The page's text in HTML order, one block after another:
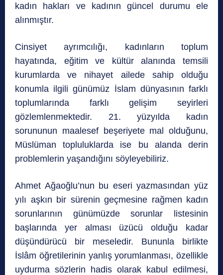
kadın hakları ve kadının güncel durumu ele
alınmıştır.
Cinsiyet ayrımcılığı, kadınların toplum
hayatında, eğitim ve kültür alanında temsili
kurumlarda ve nihayet ailede sahip olduğu
konumla ilgili günümüz İslam dünyasının farklı
toplumlarında farklı gelişim seyirleri
gözlemlenmektedir. 21. yüzyılda kadın
sorununun maalesef beşeriyete mal olduğunu,
Müslüman topluluklarda ise bu alanda derin
problemlerin yaşandığını söyleyebiliriz.
Ahmet Ağaoğlu’nun bu eseri yazmasından yüz
yılı aşkın bir sürenin geçmesine rağmen kadın
sorunlarının günümüzde sorunlar listesinin
başlarında yer alması üzücü olduğu kadar
düşündürücü bir meseledir. Bununla birlikte
İslâm öğretilerinin yanlış yorumlanması, özellikle
uydurma sözlerin hadis olarak kabul edilmesi,